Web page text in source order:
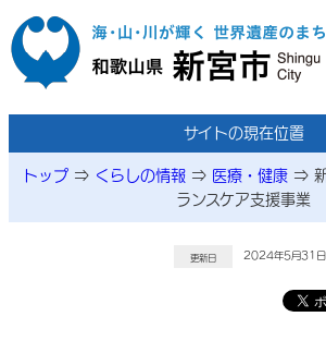
本文へ移動
サイトの現在位置
トップ⇒ くらしの情報⇒ 医療・健康⇒
ランスケア支援事業
更新日 2024年5月31